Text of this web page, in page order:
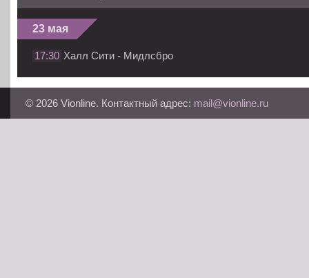
23 мая
17:30 Халл Сити - Мидлсбро
© 2026 Vionline. Контактный адрес: mail@vionline.ru